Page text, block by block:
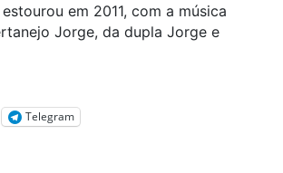
em 2011, com a música
Jorge, da dupla Jorge e
Telegram